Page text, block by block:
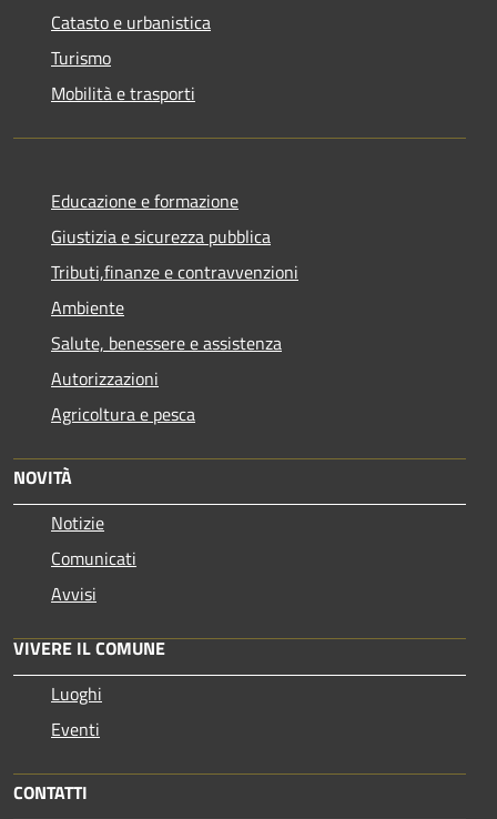
Catasto e urbanistica
Turismo
Mobilità e trasporti
Educazione e formazione
Giustizia e sicurezza pubblica
Tributi,finanze e contravvenzioni
Ambiente
Salute, benessere e assistenza
Autorizzazioni
Agricoltura e pesca
NOVITÀ
Notizie
Comunicati
Avvisi
VIVERE IL COMUNE
Luoghi
Eventi
CONTATTI